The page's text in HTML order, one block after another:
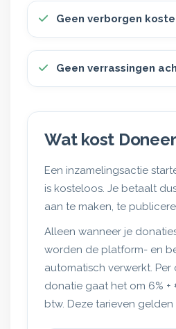
Geen verborgen
Geen verrassingen
Wat kost
Een inzamelingsactie
is kosteloos. Je betaalt
aan te maken, te
Alleen wanneer je
worden de platform- en
automatisch verwerkt. Per
donatie gaat het om 6%
btw. Deze tarieven gelden